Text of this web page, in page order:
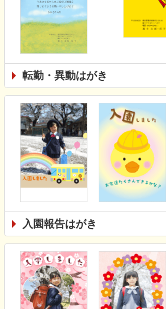
転勤・異動はがき
入園報告はがき